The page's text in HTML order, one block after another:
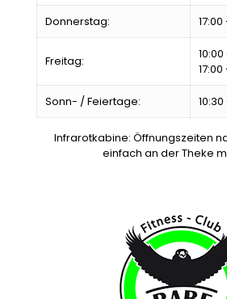
Donnerstag:
Freitag:
Sonn- / Feiertage:
Infrarotkabine: Öffnungszeiten
einfach an der Theke